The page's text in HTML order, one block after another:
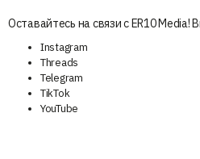
Оставайтесь на связи с ER10 Media!
Instagram
Threads
Telegram
TikTok
YouTube